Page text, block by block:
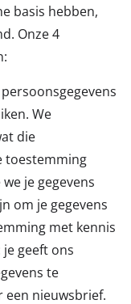
basis hebben,
Onze 4
We
die
toestemming
je gegevens
om je gegevens
met kennis
geeft ons
te
een nieuwsbrief.